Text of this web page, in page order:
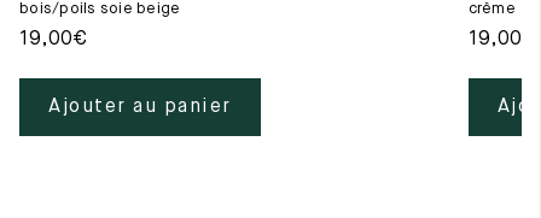
bois/poils soie beige
19,00€
Ajouter au panier
crême
19,00